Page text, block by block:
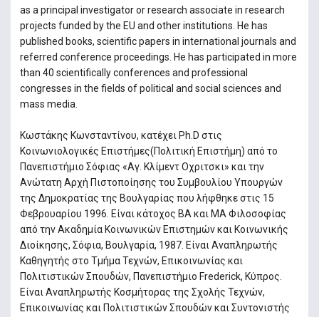
as a principal investigator or research associate in research
projects funded by the EU and other institutions. He has
published books, scientific papers in international journals and
referred conference proceedings. He has participated in more
than 40 scientifically conferences and professional
congresses in the fields of political and social sciences and
mass media.
Κωστάκης Κωνσταντίνου, κατέχει Ph.D στις
Κοινωνιολογικές Επιστήμες(Πολιτική Επιστήμη) από το
Πανεπιστήμιο Σόφιας «Αγ. Κλίμεντ Οχριτσκι» και την
Ανώτατη Αρχή Πιστοποίησης του Συμβουλίου Υπουργών
της Δημοκρατίας της Βουλγαρίας που λήφθηκε στις 15
Φεβρουαρίου 1996. Είναι κάτοχος ΒΑ και ΜΑ Φιλοσοφίας
από την Ακαδημία Κοινωνικών Επιστημών και Κοινωνικής
Διοίκησης, Σόφια, Βουλγαρία, 1987. Είναι Αναπληρωτής
Καθηγητής στο Τμήμα Τεχνών, Επικοινωνίας και
Πολιτιστικών Σπουδών, Πανεπιστήμιο Frederick, Κύπρος.
Είναι Αναπληρωτής Κοσμήτορας της Σχολής Τεχνών,
Επικοινωνίας και Πολιτιστικών Σπουδών και Συντονιστής